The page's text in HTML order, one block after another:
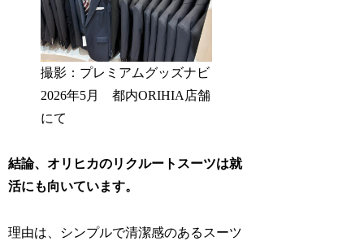
撮影：プレミアムグッズナビ
2026年5月 都内ORIHIA店舗
にて
結論、オリヒカのリクルートスーツは就
活にも向いています。
理由は、シンプルで清潔感のあるスーツ